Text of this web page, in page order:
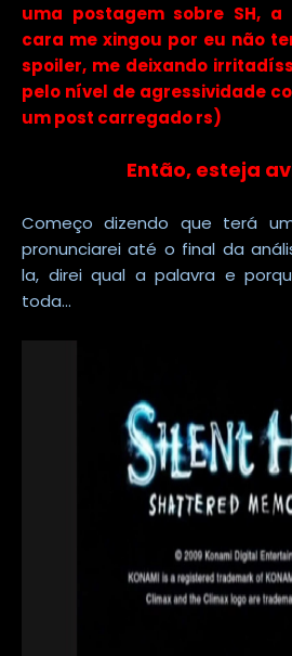
uma postagem sobre SH,
cara me xingou por eu não
spoiler, me deixando
pelo nível de agressividade
um post carregado rs)
Então, esteja
Começo dizendo que terá
pronunciarei até o final da
la, direi qual a palavra e
toda...